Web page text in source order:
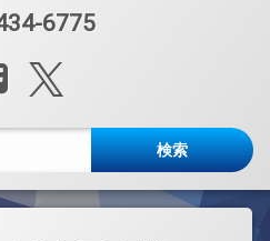
6775
Facebook